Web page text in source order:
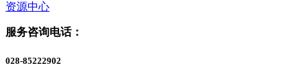
资源中心
服务咨询电话：
028-85222902